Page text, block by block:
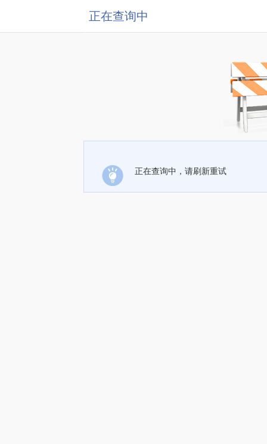
正在查询中
正在查询中，请刷新重试